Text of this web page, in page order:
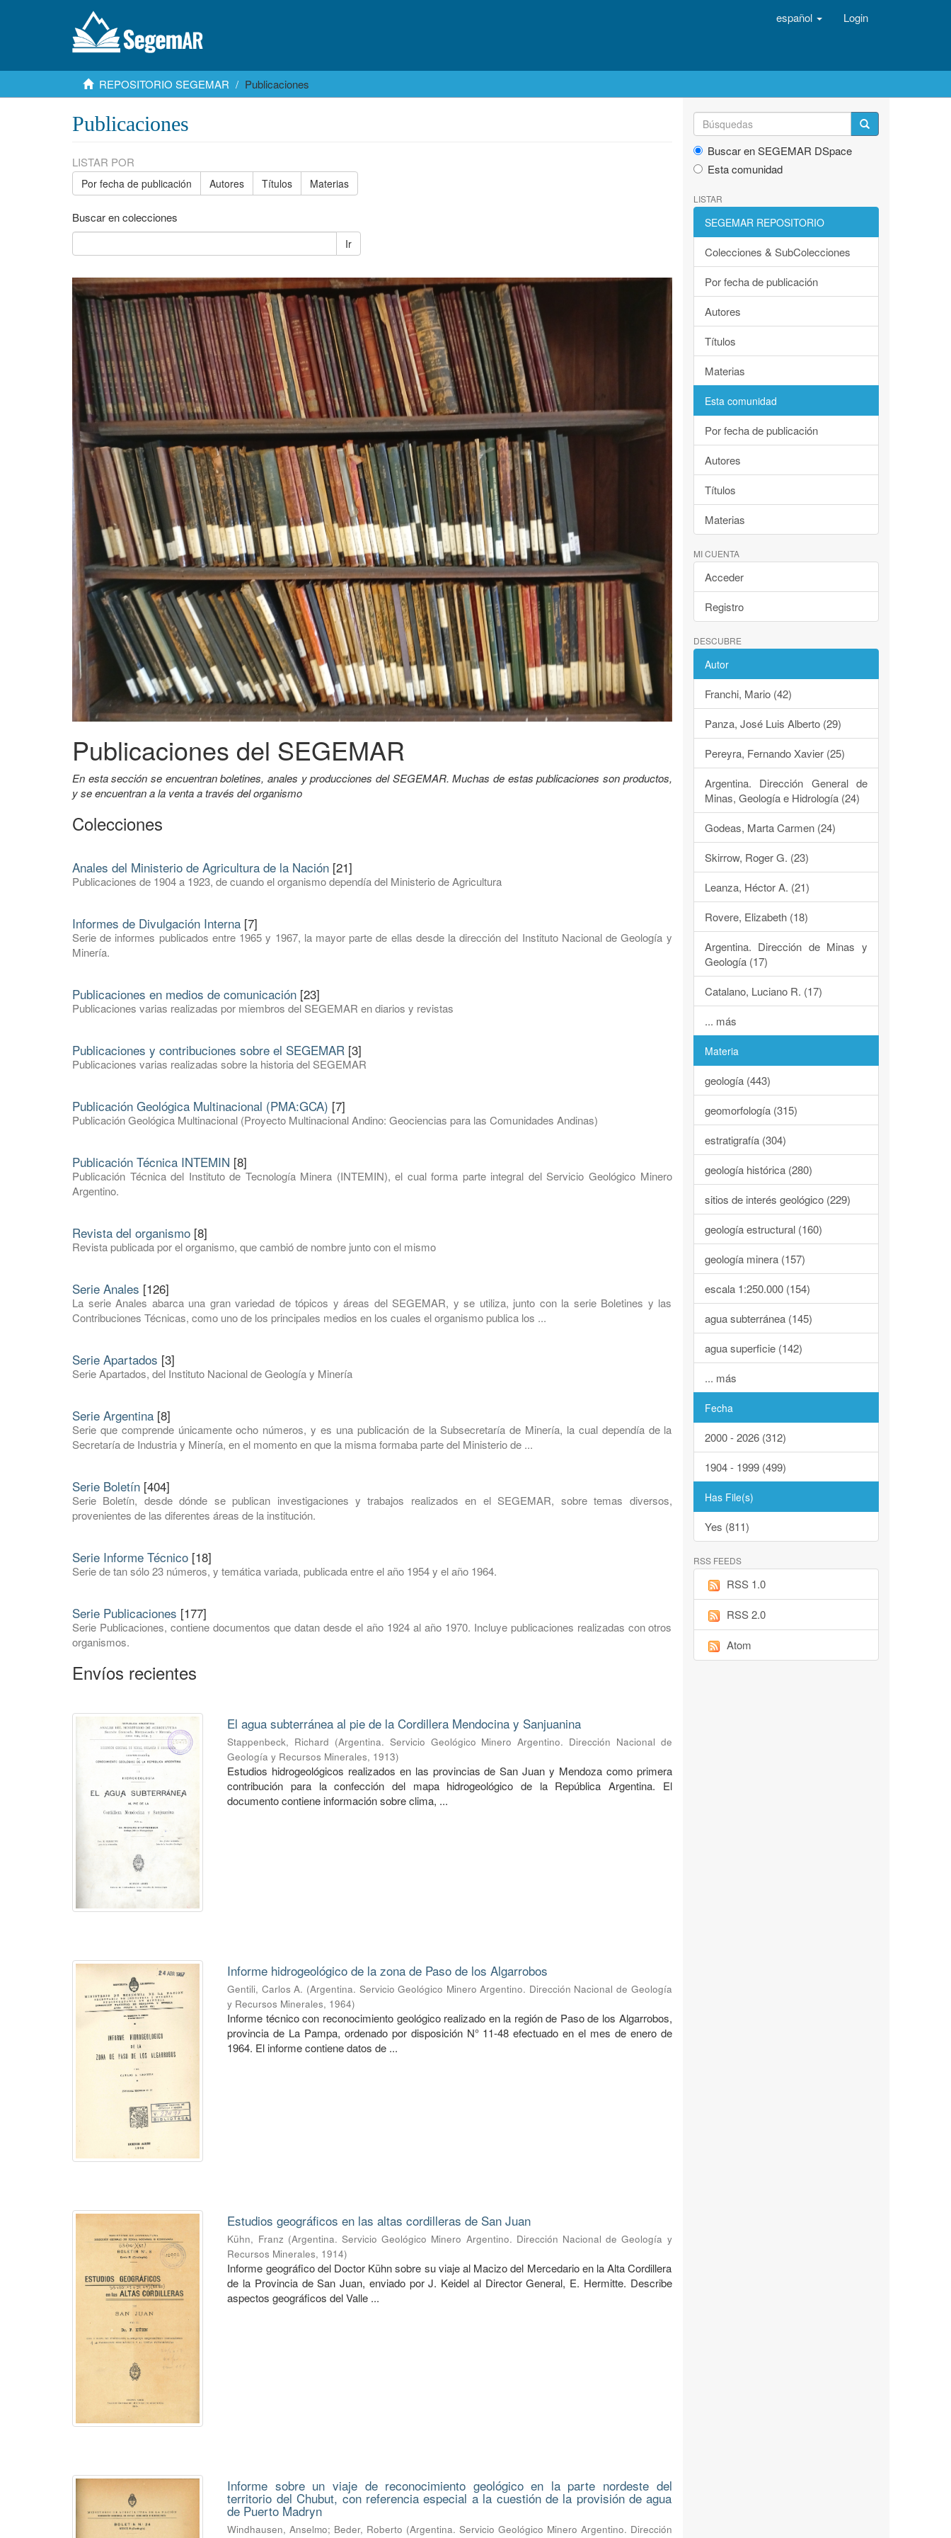
español Login
REPOSITORIO SEGEMAR Publicaciones
Publicaciones
LISTAR POR
Por fecha de publicación Autores Títulos Materias
Buscar en colecciones
Ir
Publicaciones del SEGEMAR
En esta sección se encuentran boletines, anales y producciones del SEGEMAR. Muchas de estas publicaciones son productos,
y se encuentran a la venta a través del organismo
Colecciones
Anales del Ministerio de Agricultura de la Nación [21]
Publicaciones de 1904 a 1923, de cuando el organismo dependía del Ministerio de Agricultura
Informes de Divulgación Interna [7]
Serie de informes publicados entre 1965 y 1967, la mayor parte de ellas desde la dirección del Instituto Nacional de Geología y
Minería.
Publicaciones en medios de comunicación [23]
Publicaciones varias realizadas por miembros del SEGEMAR en diarios y revistas
Publicaciones y contribuciones sobre el SEGEMAR [3]
Publicaciones varias realizadas sobre la historia del SEGEMAR
Publicación Geológica Multinacional (PMA:GCA) [7]
Publicación Geológica Multinacional (Proyecto Multinacional Andino: Geociencias para las Comunidades Andinas)
Publicación Técnica INTEMIN [8]
Publicación Técnica del Instituto de Tecnología Minera (INTEMIN), el cual forma parte integral del Servicio Geológico Minero
Argentino.
Revista del organismo [8]
Revista publicada por el organismo, que cambió de nombre junto con el mismo
Serie Anales [126]
La serie Anales abarca una gran variedad de tópicos y áreas del SEGEMAR, y se utiliza, junto con la serie Boletines y las
Contribuciones Técnicas, como uno de los principales medios en los cuales el organismo publica los ...
Serie Apartados [3]
Serie Apartados, del Instituto Nacional de Geología y Minería
Serie Argentina [8]
Serie que comprende únicamente ocho números, y es una publicación de la Subsecretaría de Minería, la cual dependía de la
Secretaría de Industria y Minería, en el momento en que la misma formaba parte del Ministerio de ...
Serie Boletín [404]
Serie Boletín, desde dónde se publican investigaciones y trabajos realizados en el SEGEMAR, sobre temas diversos,
provenientes de las diferentes áreas de la institución.
Serie Informe Técnico [18]
Serie de tan sólo 23 números, y temática variada, publicada entre el año 1954 y el año 1964.
Serie Publicaciones [177]
Serie Publicaciones, contiene documentos que datan desde el año 1924 al año 1970. Incluye publicaciones realizadas con otros
organismos.
Envíos recientes
El agua subterránea al pie de la Cordillera Mendocina y Sanjuanina
Stappenbeck, Richard (Argentina. Servicio Geológico Minero Argentino. Dirección Nacional de
Geología y Recursos Minerales, 1913)
Estudios hidrogeológicos realizados en las provincias de San Juan y Mendoza como primera
contribución para la confección del mapa hidrogeológico de la República Argentina. El
documento contiene información sobre clima, ...
Informe hidrogeológico de la zona de Paso de los Algarrobos
Gentili, Carlos A. (Argentina. Servicio Geológico Minero Argentino. Dirección Nacional de Geología
y Recursos Minerales, 1964)
Informe técnico con reconocimiento geológico realizado en la región de Paso de los Algarrobos,
provincia de La Pampa, ordenado por disposición N° 11-48 efectuado en el mes de enero de
1964. El informe contiene datos de ...
Estudios geográficos en las altas cordilleras de San Juan
Kühn, Franz (Argentina. Servicio Geológico Minero Argentino. Dirección Nacional de Geología y
Recursos Minerales, 1914)
Informe geográfico del Doctor Kühn sobre su viaje al Macizo del Mercedario en la Alta Cordillera
de la Provincia de San Juan, enviado por J. Keidel al Director General, E. Hermitte. Describe
aspectos geográficos del Valle ...
Informe sobre un viaje de reconocimiento geológico en la parte nordeste del
territorio del Chubut, con referencia especial a la cuestión de la provisión de agua
de Puerto Madryn
Windhausen, Anselmo; Beder, Roberto (Argentina. Servicio Geológico Minero Argentino. Dirección
Buscar en SEGEMAR DSpace
Esta comunidad
LISTAR
SEGEMAR REPOSITORIO
Colecciones & SubColecciones
Por fecha de publicación
Autores
Títulos
Materias
Esta comunidad
Por fecha de publicación
Autores
Títulos
Materias
MI CUENTA
Acceder
Registro
DESCUBRE
Autor
Franchi, Mario (42)
Panza, José Luis Alberto (29)
Pereyra, Fernando Xavier (25)
Argentina. Dirección General de
Minas, Geología e Hidrología (24)
Godeas, Marta Carmen (24)
Skirrow, Roger G. (23)
Leanza, Héctor A. (21)
Rovere, Elizabeth (18)
Argentina. Dirección de Minas y
Geología (17)
Catalano, Luciano R. (17)
... más
Materia
geología (443)
geomorfología (315)
estratigrafía (304)
geología histórica (280)
sitios de interés geológico (229)
geología estructural (160)
geología minera (157)
escala 1:250.000 (154)
agua subterránea (145)
agua superficie (142)
... más
Fecha
2000 - 2026 (312)
1904 - 1999 (499)
Has File(s)
Yes (811)
RSS FEEDS
RSS 1.0
RSS 2.0
Atom